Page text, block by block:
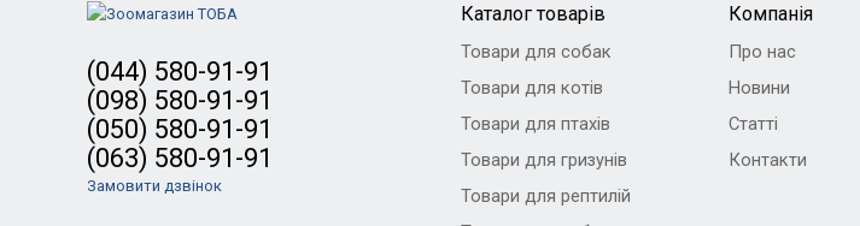
(044) 580-91-91
(098) 580-91-91
(050) 580-91-91
(063) 580-91-91
Замовити дзвінок
Каталог товарів
Товари для собак
Товари для котів
Товари для птахів
Товари для гризунів
Товари для рептилій
Компанія
Про нас
Новини
Статті
Контакти